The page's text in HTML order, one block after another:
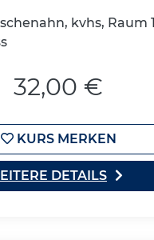
kvhs, Raum
32,00 €
KURS MERKEN
DETAILS